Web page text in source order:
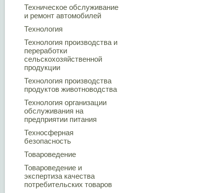
Техническое обслуживание
и ремонт автомобилей
Технология
Технология производства и
переработки
сельскохозяйственной
продукции
Технология производства
продуктов животноводства
Технология организации
обслуживания на
предприятии питания
Техносферная
безопасность
Товароведение
Товароведение и
экспертиза качества
потребительских товаров